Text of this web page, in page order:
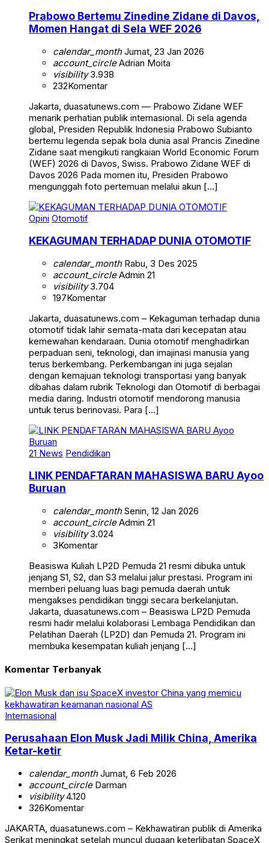
Prabowo Bertemu Zinedine Zidane di Davos,
Momen Hangat di Sela WEF 2026
calendar_monthJumat, 23 Jan 2026
account_circleAdrian Moita
visibility3.938
232Komentar
Jakarta, duasatunews.com — Prabowo Zidane WEF
menarik perhatian publik internasional. Di sela agenda
global, Presiden Republik Indonesia Prabowo Subianto
bertemu legenda sepak bola dunia asal Prancis Zinedine
Zidane saat mengikuti rangkaian World Economic Forum
(WEF) 2026 di Davos, Swiss. Prabowo Zidane WEF di
Davos 2026 Pada momen itu, Presiden Prabowo
mengunggah foto pertemuan melalui akun […]
Opini Otomotif
KEKAGUMAN TERHADAP DUNIA OTOMOTIF
calendar_monthRabu, 3 Des 2025
account_circleAdmin 21
visibility3.704
197Komentar
Jakarta, duasatunews.com – Kekaguman terhadap dunia
otomotif tidak lahir semata-mata dari kecepatan atau
kemewahan kendaraan. Dunia otomotif menghadirkan
perpaduan seni, teknologi, dan imajinasi manusia yang
terus berkembang. Perkembangan ini juga sejalan
dengan kemajuan teknologi transportasi yang banyak
dibahas dalam rubrik Teknologi dan Otomotif di berbagai
media daring. Industri otomotif mendorong manusia
untuk terus berinovasi. Para […]
21 News Pendidikan
LINK PENDAFTARAN MAHASISWA BARU Ayoo
Buruan
calendar_monthSenin, 12 Jan 2026
account_circleAdmin 21
visibility3.024
3Komentar
Beasiswa Kuliah LP2D Pemuda 21 resmi dibuka untuk
jenjang S1, S2, dan S3 melalui jalur prestasi. Program ini
memberi peluang luas bagi pemuda daerah untuk
mengakses pendidikan tinggi secara berkelanjutan.
Jakarta, duasatunews.com – Beasiswa LP2D Pemuda
resmi hadir melalui kolaborasi Lembaga Pendidikan dan
Pelatihan Daerah (LP2D) dan Pemuda 21. Program ini
membuka kesempatan kuliah jenjang […]
Komentar Terbanyak
Internasional
Perusahaan Elon Musk Jadi Milik China, Amerika
Ketar-ketir
calendar_monthJumat, 6 Feb 2026
account_circleDarman
visibility4.120
326Komentar
JAKARTA, duasatunews.com – Kekhawatiran publik di Amerika
Serikat meningkat setelah muncul dugaan keterlibatan SpaceX